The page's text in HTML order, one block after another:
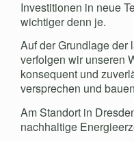
Investitionen in neue
wichtiger denn je.
Auf der Grundlage der
verfolgen wir unseren
konsequent und
versprechen und
Am Standort in
nachhaltige